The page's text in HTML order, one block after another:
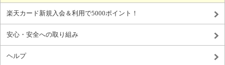
楽天カード新規入会＆利用で5000ポイント！
安心・安全への取り組み
ヘルプ